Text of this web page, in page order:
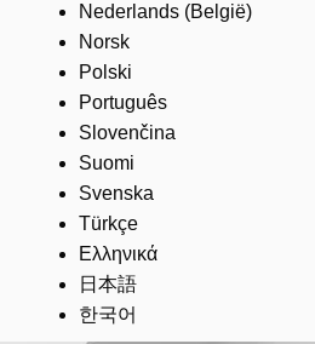
Nederlands (België)
Norsk
Polski
Português
Slovenčina
Suomi
Svenska
Türkçe
Ελληνικά
日本語
한국어